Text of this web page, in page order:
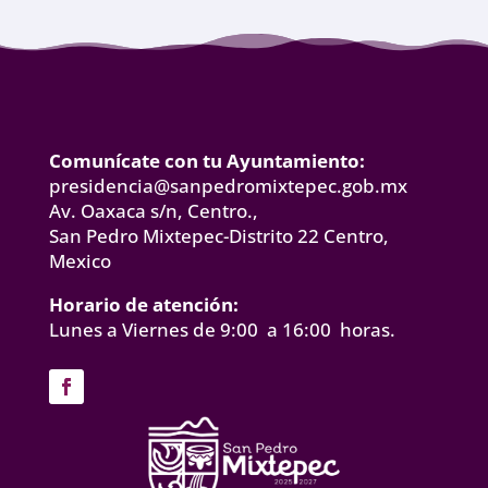
Comunícate con tu Ayuntamiento:
presidencia@sanpedromixtepec.gob.mx
Av. Oaxaca s/n, Centro.,
San Pedro Mixtepec-Distrito 22 Centro,
Mexico
Horario de atención:
Lunes a Viernes de 9:00 a 16:00 horas.